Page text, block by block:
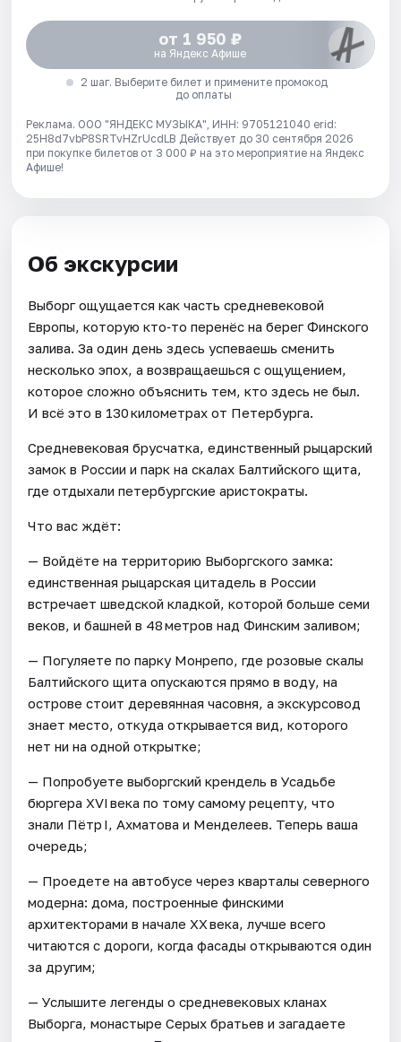
от 1 950 ₽
на Яндекс Афише
2 шаг. Выберите билет и примените промокод
до оплаты
Реклама. ООО "ЯНДЕКС МУЗЫКА", ИНН: 9705121040 erid:
25H8d7vbP8SRTvHZrUcdLB Действует до 30 сентября 2026
при покупке билетов от 3 000 ₽ на это мероприятие на Яндекс
Афише!
Об экскурсии
Выборг ощущается как часть средневековой
Европы, которую кто‑то перенёс на берег Финского
залива. За один день здесь успеваешь сменить
несколько эпох, а возвращаешься с ощущением,
которое сложно объяснить тем, кто здесь не был.
И всё это в 130 километрах от Петербурга.
Средневековая брусчатка, единственный рыцарский
замок в России и парк на скалах Балтийского щита,
где отдыхали петербургские аристократы.
Что вас ждёт:
— Войдёте на территорию Выборгского замка:
единственная рыцарская цитадель в России
встречает шведской кладкой, которой больше семи
веков, и башней в 48 метров над Финским заливом;
— Погуляете по парку Монрепо, где розовые скалы
Балтийского щита опускаются прямо в воду, на
острове стоит деревянная часовня, а экскурсовод
знает место, откуда открывается вид, которого
нет ни на одной открытке;
— Попробуете выборгский крендель в Усадьбе
бюргера XVI века по тому самому рецепту, что
знали Пётр I, Ахматова и Менделеев. Теперь ваша
очередь;
— Проедете на автобусе через кварталы северного
модерна: дома, построенные финскими
архитекторами в начале XX века, лучше всего
читаются с дороги, когда фасады открываются один
за другим;
— Услышите легенды о средневековых кланах
Выборга, монастыре Серых братьев и загадаете